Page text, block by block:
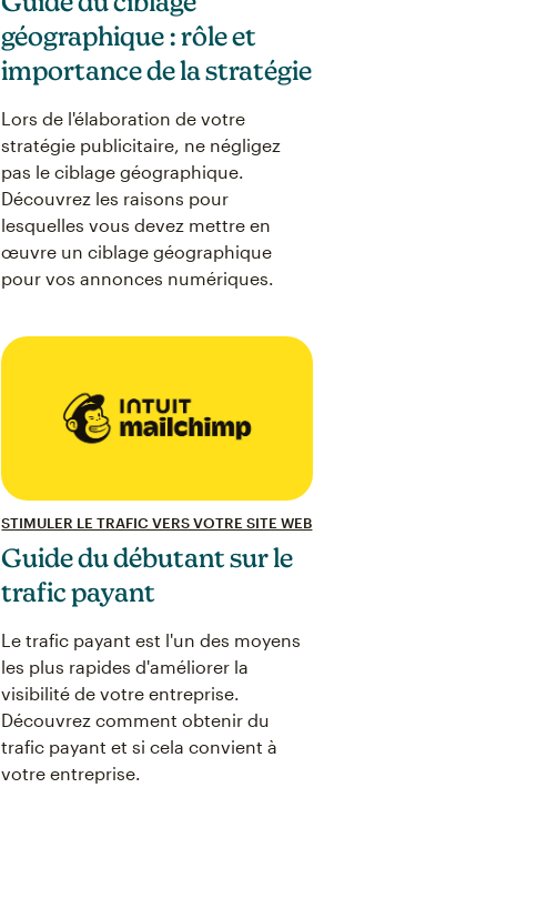
géographique : rôle et
importance de la stratégie
Lors de l'élaboration de votre
stratégie publicitaire, ne négligez
pas le ciblage géographique.
Découvrez les raisons pour
lesquelles vous devez mettre en
œuvre un ciblage géographique
pour vos annonces numériques.
STIMULER LE TRAFIC VERS VOTRE SITE WEB
Guide du débutant sur le
trafic payant
Le trafic payant est l'un des moyens
les plus rapides d'améliorer la
visibilité de votre entreprise.
Découvrez comment obtenir du
trafic payant et si cela convient à
votre entreprise.